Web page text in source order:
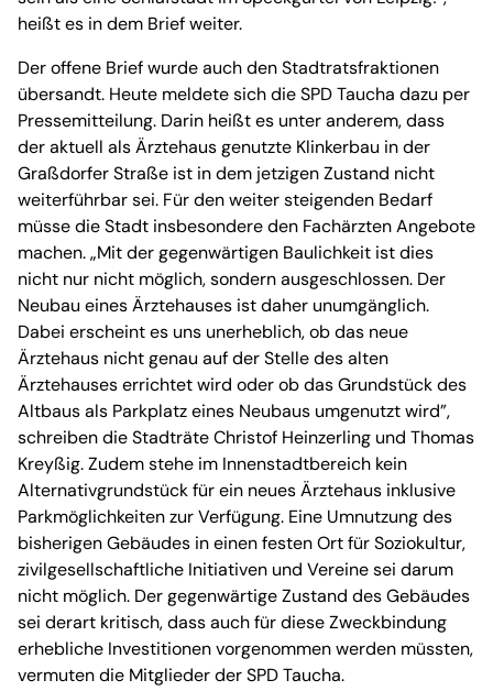
heißt es in dem Brief weiter.
Der offene Brief wurde auch den Stadtratsfraktionen
übersandt. Heute meldete sich die SPD Taucha dazu per
Pressemitteilung. Darin heißt es unter anderem, dass
der aktuell als Ärztehaus genutzte Klinkerbau in der
Graßdorfer Straße ist in dem jetzigen Zustand nicht
weiterführbar sei. Für den weiter steigenden Bedarf
müsse die Stadt insbesondere den Fachärzten Angebote
machen. „Mit der gegenwärtigen Baulichkeit ist dies
nicht nur nicht möglich, sondern ausgeschlossen. Der
Neubau eines Ärztehauses ist daher unumgänglich.
Dabei erscheint es uns unerheblich, ob das neue
Ärztehaus nicht genau auf der Stelle des alten
Ärztehauses errichtet wird oder ob das Grundstück des
Altbaus als Parkplatz eines Neubaus umgenutzt wird”,
schreiben die Stadträte Christof Heinzerling und Thomas
Kreyßig. Zudem stehe im Innenstadtbereich kein
Alternativgrundstück für ein neues Ärztehaus inklusive
Parkmöglichkeiten zur Verfügung. Eine Umnutzung des
bisherigen Gebäudes in einen festen Ort für Soziokultur,
zivilgesellschaftliche Initiativen und Vereine sei darum
nicht möglich. Der gegenwärtige Zustand des Gebäudes
sei derart kritisch, dass auch für diese Zweckbindung
erhebliche Investitionen vorgenommen werden müssten,
vermuten die Mitglieder der SPD Taucha.